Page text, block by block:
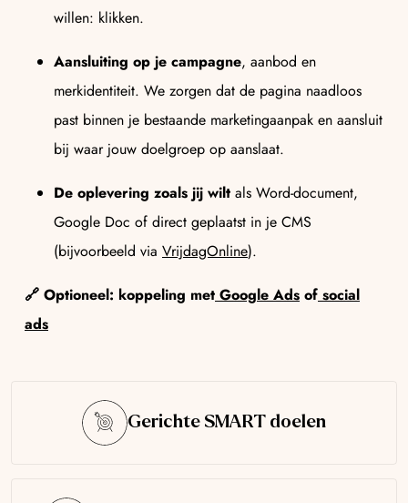
willen: klikken.
Aansluiting op je campagne, aanbod en
merkidentiteit. We zorgen dat de pagina naadloos
past binnen je bestaande marketingaanpak en aansluit
bij waar jouw doelgroep op aanslaat.
De oplevering zoals jij wilt als Word-document,
Google Doc of direct geplaatst in je CMS
(bijvoorbeeld via VrijdagOnline).
🔗 Optioneel: koppeling met Google Ads of social
ads
Gerichte SMART doelen